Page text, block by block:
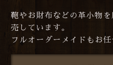
鞄やお財布などの革小物
売しています。
フルオーダーメイドもお任